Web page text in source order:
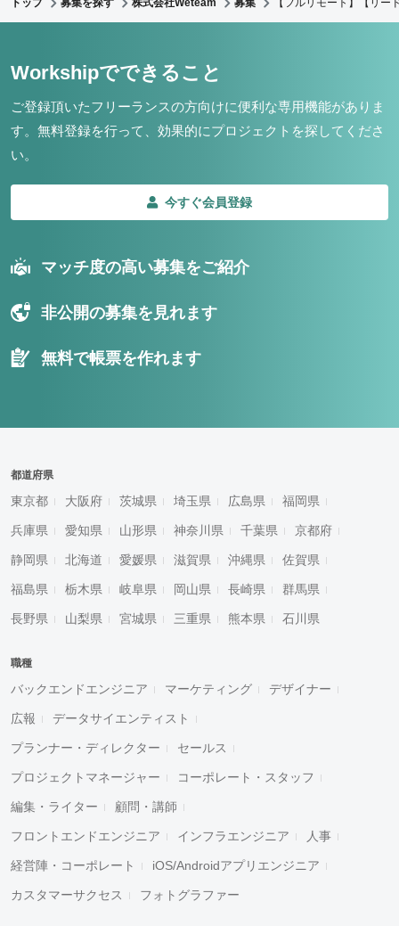
トップ 募集を探す 株式会社Weteam 募集 【フルリモート】【リ
Workshipでできること
ご登録頂いたフリーランスの方向けに便利な専用機能がありま
す。 無料登録を行って、効果的にプロジェクトを探してくださ
い。
今すぐ会員登録
マッチ度の高い募集をご紹介
非公開の募集を見れます
無料で帳票を作れます
都道府県
東京都 大阪府 茨城県 埼玉県 広島県 福岡県
兵庫県 愛知県 山形県 神奈川県 千葉県 京都府
静岡県 北海道 愛媛県 滋賀県 沖縄県 佐賀県
福島県 栃木県 岐阜県 岡山県 長崎県 群馬県
長野県 山梨県 宮城県 三重県 熊本県 石川県
職種
バックエンドエンジニア マーケティング デザイナー
広報 データサイエンティスト
プランナー・ディレクター セールス
プロジェクトマネージャー コーポレート・スタッフ
編集・ライター 顧問・講師
フロントエンドエンジニア インフラエンジニア 人事
経営陣・コーポレート iOS/Androidアプリエンジニア
カスタマーサクセス フォトグラファー